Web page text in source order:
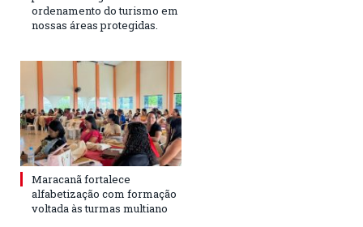
ordenamento do turismo em
nossas áreas protegidas.
Maracanã fortalece
alfabetização com formação
voltada às turmas multiano